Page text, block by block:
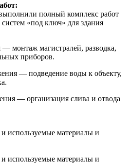
полный комплекс работ
«под ключ» для здания
монтаж магистралей, разводка,
приборов.
— подведение воды к объекту,
— организация слива и отвода
используемые материалы и
используемые материалы и